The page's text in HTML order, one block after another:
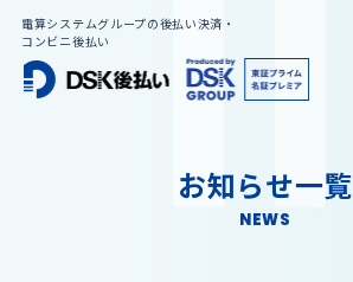
電算システムグループの後払い決済・
コンビニ後払い
お知らせ一覧
NEWS